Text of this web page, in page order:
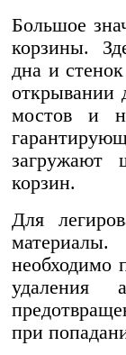
Большое
корзины.
дна и
открывании
мостов и
загружают
корзин.
Для
необходимо
удаления
при